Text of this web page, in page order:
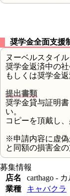
奨学金全面支援
ヌーベルスタイ
奨学金返済中の社
もしくは奨学金
提出書類
奨学金貸与証明
い。
コピーを頂戴し
※申請内容に虚偽
と同額の損害金
募集情報
店名
carthago -
業種
キャバクラ